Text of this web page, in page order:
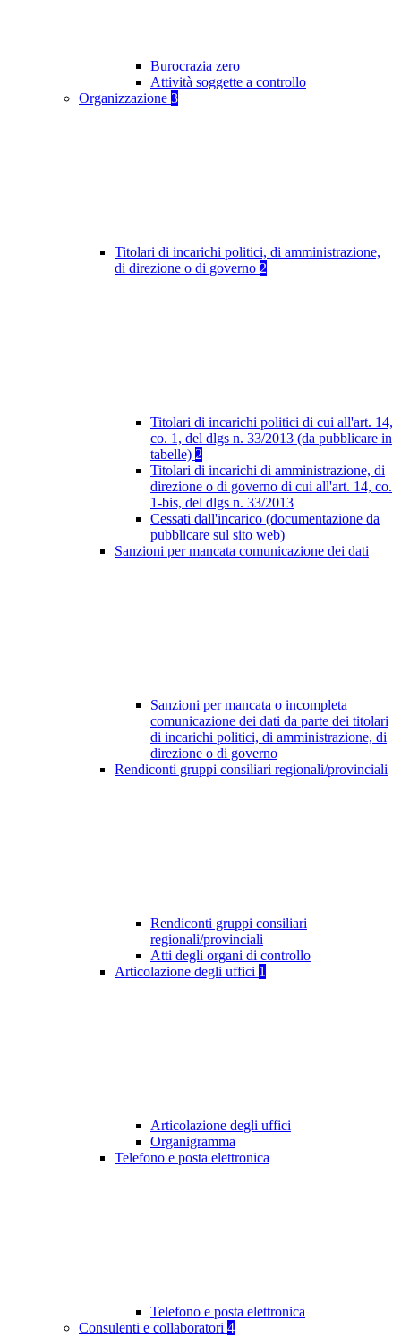
Burocrazia zero
Attività soggette a controllo
Organizzazione 3
Titolari di incarichi politici, di amministrazione,
di direzione o di governo 2
Titolari di incarichi politici di cui all'art. 14,
co. 1, del dlgs n. 33/2013 (da pubblicare in
tabelle) 2
Titolari di incarichi di amministrazione, di
direzione o di governo di cui all'art. 14, co.
1-bis, del dlgs n. 33/2013
Cessati dall'incarico (documentazione da
pubblicare sul sito web)
Sanzioni per mancata comunicazione dei dati
Sanzioni per mancata o incompleta
comunicazione dei dati da parte dei titolari
di incarichi politici, di amministrazione, di
direzione o di governo
Rendiconti gruppi consiliari regionali/provinciali
Rendiconti gruppi consiliari
regionali/provinciali
Atti degli organi di controllo
Articolazione degli uffici 1
Articolazione degli uffici
Organigramma
Telefono e posta elettronica
Telefono e posta elettronica
Consulenti e collaboratori 4